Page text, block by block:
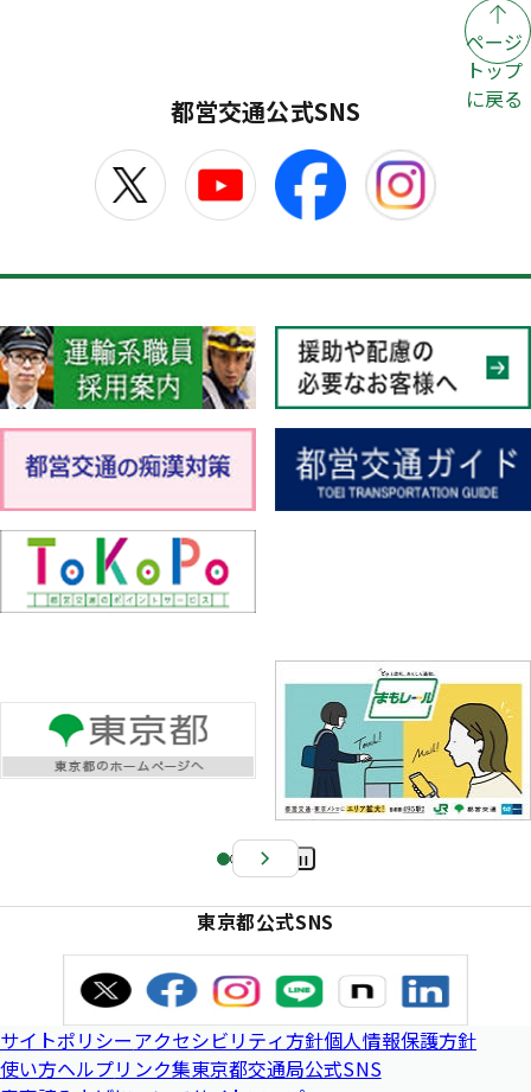
ページ
トップ
に戻る
都営交通公式SNS
Pa
e
東京都公式SNS
サイトポリシーアクセシビリティ方針個人情報保護方針
使い方ヘルプリンク集東京都交通局公式SNS